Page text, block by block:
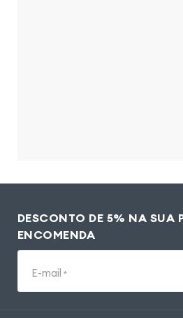
DESCONTO DE 5% NA SUA
ENCOMENDA
E-mail *